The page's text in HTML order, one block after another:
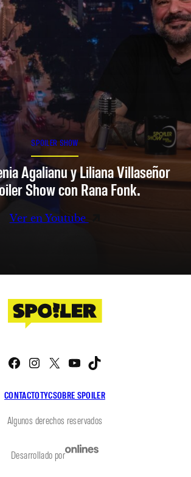
SPOILER SHOW
Agalianu y Liliana Villaseñor
Show con Rana Fonk.
Ver en Youtube
CONTACTOTYCSOBRE SPOILER
Facebook
Instagram
X YouTube
Algunos derechos reservados
Desarrollado por